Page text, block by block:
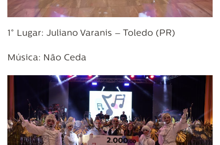
1° Lugar: Juliano Varanis – Toledo (PR)
Música: Não Ceda